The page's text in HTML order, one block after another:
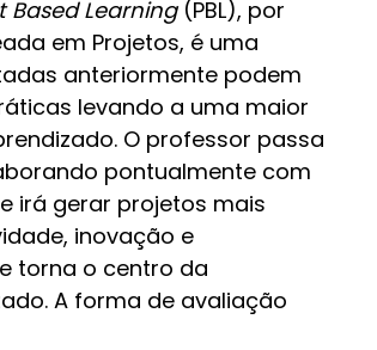
Based Learning (PBL), por
em Projetos, é uma
anteriormente podem
levando a uma maior
O professor passa
pontualmente com
irá gerar projetos mais
inovação e
torna o centro da
A forma de avaliação